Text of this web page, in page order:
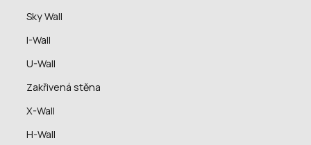
Sky Wall
I-Wall
U-Wall
Zakřivená stěna
X-Wall
H-Wall